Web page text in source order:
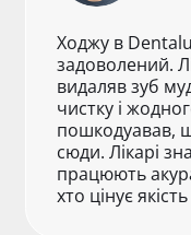
Ходжу в
задоволений.
видаляв зуб
чистку і
пошкодуавав,
сюди. Лікарі
працюють
хто цінує